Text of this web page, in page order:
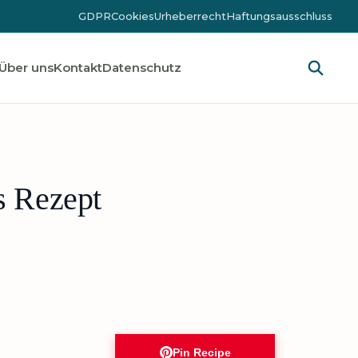
GDPRCookiesUrheberrechtHaftungsausschluss
Über unsKontaktDatenschutz
Rezept
Pin Recipe